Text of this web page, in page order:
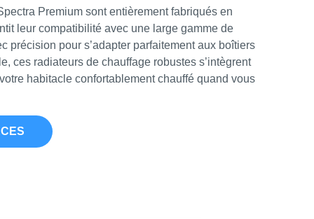
Premium sont entièrement fabriqués en
leur compatibilité avec une large gamme de
précision pour s’adapter parfaitement aux boîtiers
ces radiateurs de chauffage robustes s’intègrent
habitacle confortablement chauffé quand vous